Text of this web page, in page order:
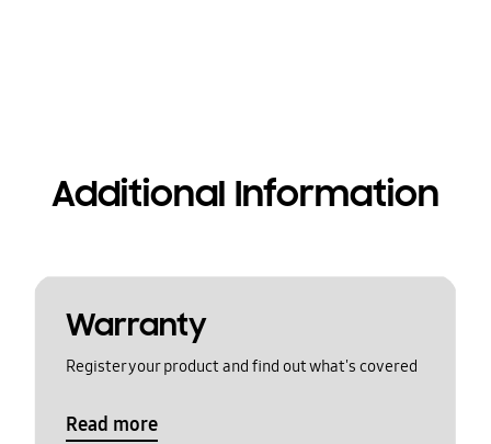
Additional Information
Warranty
Register your product and find out what's covered
Read more